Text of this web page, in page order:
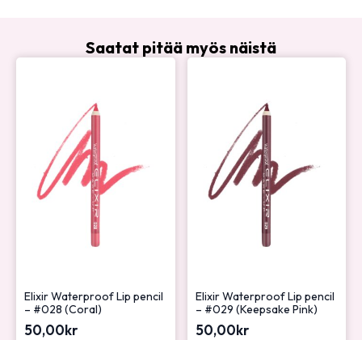
Saatat pitää myös näistä
Elixir Waterproof Lip pencil
– #028 (Coral)
50,00kr
Elixir Waterproof Lip pencil
– #029 (Keepsake Pink)
50,00kr